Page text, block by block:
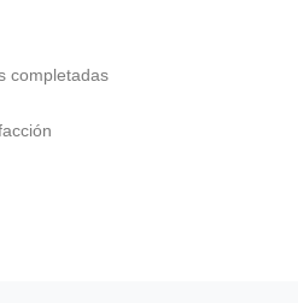
completadas